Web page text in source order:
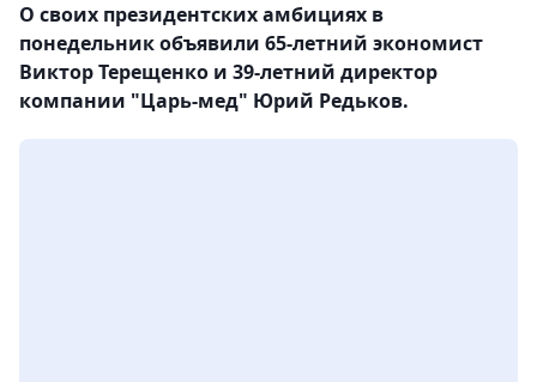
О своих президентских амбициях в
понедельник объявили 65-летний экономист
Виктор Терещенко и 39-летний директор
компании "Царь-мед" Юрий Редьков.